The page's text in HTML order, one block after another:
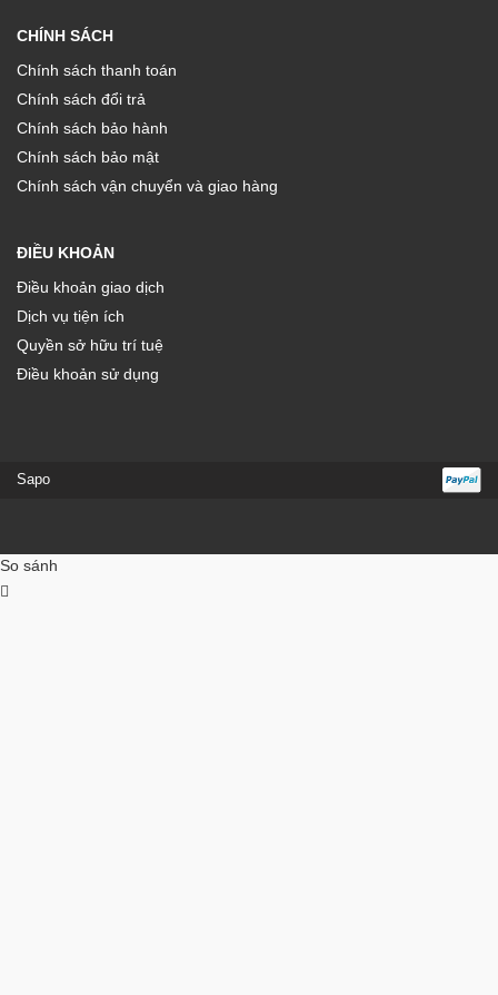
CHÍNH SÁCH
Chính sách thanh toán
Chính sách đổi trả
Chính sách bảo hành
Chính sách bảo mật
Chính sách vận chuyển và giao hàng
ĐIỀU KHOẢN
Điều khoản giao dịch
Dịch vụ tiện ích
Quyền sở hữu trí tuệ
Điều khoản sử dụng
Sapo
So sánh